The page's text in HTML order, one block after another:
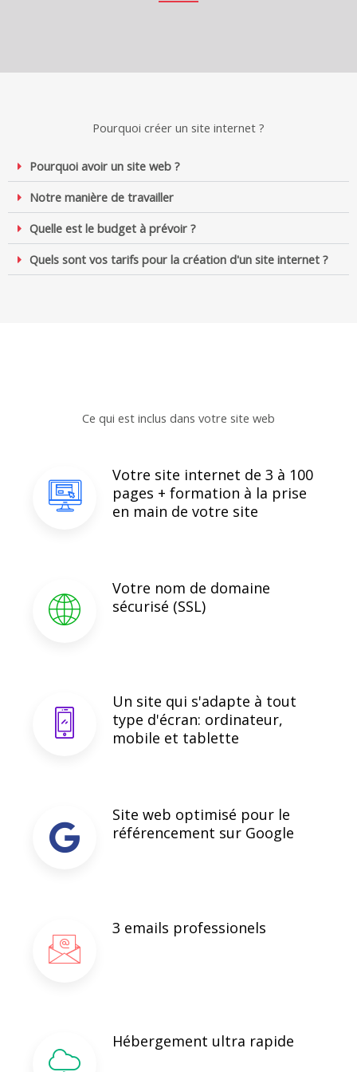
Pourquoi créer un site internet ?
Pourquoi avoir un site web ?
Notre manière de travailler
Quelle est le budget à prévoir ?
Quels sont vos tarifs pour la création d'un site internet ?
Ce qui est inclus dans votre site web
Votre site internet de 3 à 100
pages + formation à la prise
en main de votre site
Votre nom de domaine
sécurisé (SSL)
Un site qui s'adapte à tout
type d'écran: ordinateur,
mobile et tablette
Site web optimisé pour le
référencement sur Google
3 emails professionels
Hébergement ultra rapide